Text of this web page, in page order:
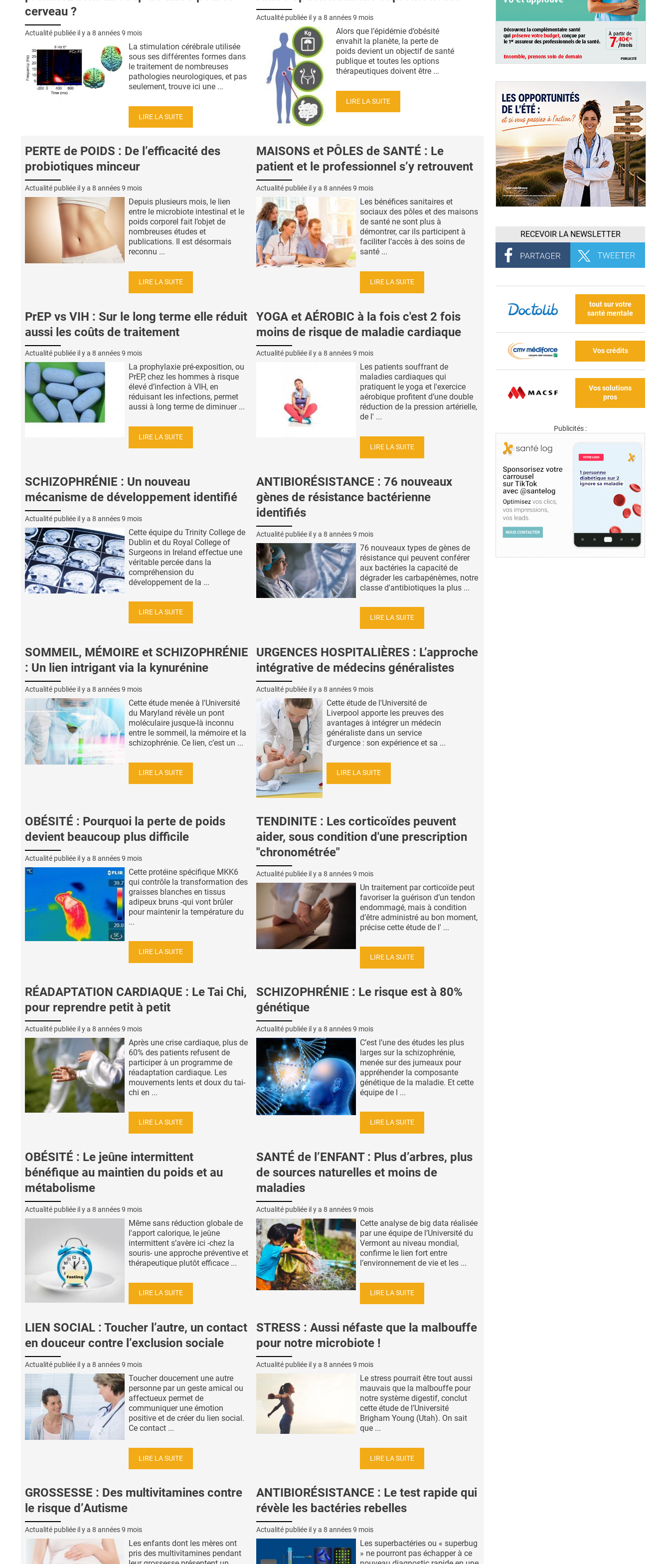
cerveau ?
Actualité publiée il y a 8 années 9 mois
La stimulation cérébrale utilisée
sous ses différentes formes dans
le traitement de nombreuses
pathologies neurologiques, et pas
seulement, trouve ici une ...
LIRE LA SUITE
Actualité publiée il y a 8 années 9 mois
Alors que l’épidémie d’obésité
envahit la planète, la perte de
poids devient un objectif de santé
publique et toutes les options
thérapeutiques doivent être ...
LIRE LA SUITE
PERTE de POIDS : De l’efficacité des
probiotiques minceur
Actualité publiée il y a 8 années 9 mois
Depuis plusieurs mois, le lien
entre le microbiote intestinal et le
poids corporel fait l’objet de
nombreuses études et
publications. Il est désormais
reconnu ...
LIRE LA SUITE
MAISONS et PÔLES de SANTÉ : Le
patient et le professionnel s’y retrouvent
Actualité publiée il y a 8 années 9 mois
Les bénéfices sanitaires et
sociaux des pôles et des maisons
de santé ne sont plus à
démontrer, car ils participent à
faciliter l’accès à des soins de
santé ...
LIRE LA SUITE
PrEP vs VIH : Sur le long terme elle réduit
aussi les coûts de traitement
Actualité publiée il y a 8 années 9 mois
La prophylaxie pré-exposition, ou
PrEP, chez les hommes à risque
élevé d’infection à VIH, en
réduisant les infections, permet
aussi à long terme de diminuer ...
LIRE LA SUITE
YOGA et AÉROBIC à la fois c'est 2 fois
moins de risque de maladie cardiaque
Actualité publiée il y a 8 années 9 mois
Les patients souffrant de
maladies cardiaques qui
pratiquent le yoga et l'exercice
aérobique profitent d’une double
réduction de la pression artérielle,
de l' ...
LIRE LA SUITE
SCHIZOPHRÉNIE : Un nouveau
mécanisme de développement identifié
Actualité publiée il y a 8 années 9 mois
Cette équipe du Trinity College de
Dublin et du Royal College of
Surgeons in Ireland effectue une
véritable percée dans la
compréhension du
développement de la ...
LIRE LA SUITE
ANTIBIORÉSISTANCE : 76 nouveaux
gènes de résistance bactérienne
identifiés
Actualité publiée il y a 8 années 9 mois
76 nouveaux types de gènes de
résistance qui peuvent conférer
aux bactéries la capacité de
dégrader les carbapénèmes, notre
classe d'antibiotiques la plus ...
LIRE LA SUITE
SOMMEIL, MÉMOIRE et SCHIZOPHRÉNIE
: Un lien intrigant via la kynurénine
Actualité publiée il y a 8 années 9 mois
Cette étude menée à l'Université
du Maryland révèle un pont
moléculaire jusque-là inconnu
entre le sommeil, la mémoire et la
schizophrénie. Ce lien, c’est un ...
LIRE LA SUITE
URGENCES HOSPITALIÈRES : L’approche
intégrative de médecins généralistes
Actualité publiée il y a 8 années 9 mois
Cette étude de l'Université de
Liverpool apporte les preuves des
avantages à intégrer un médecin
généraliste dans un service
d'urgence : son expérience et sa ...
LIRE LA SUITE
OBÉSITÉ : Pourquoi la perte de poids
devient beaucoup plus difficile
Actualité publiée il y a 8 années 9 mois
Cette protéine spécifique MKK6
qui contrôle la transformation des
graisses blanches en tissus
adipeux bruns -qui vont brûler
pour maintenir la température du
...
LIRE LA SUITE
TENDINITE : Les corticoïdes peuvent
aider, sous condition d'une prescription
"chronométrée"
Actualité publiée il y a 8 années 9 mois
Un traitement par corticoïde peut
favoriser la guérison d’un tendon
endommagé, mais à condition
d’être administré au bon moment,
précise cette étude de l' ...
LIRE LA SUITE
RÉADAPTATION CARDIAQUE : Le Tai Chi,
pour reprendre petit à petit
Actualité publiée il y a 8 années 9 mois
Après une crise cardiaque, plus de
60% des patients refusent de
participer à un programme de
réadaptation cardiaque. Les
mouvements lents et doux du tai-
chi en ...
LIRE LA SUITE
SCHIZOPHRÉNIE : Le risque est à 80%
génétique
Actualité publiée il y a 8 années 9 mois
C’est l’une des études les plus
larges sur la schizophrénie,
menée sur des jumeaux pour
appréhender la composante
génétique de la maladie. Et cette
équipe de l ...
LIRE LA SUITE
OBÉSITÉ : Le jeûne intermittent
bénéfique au maintien du poids et au
métabolisme
Actualité publiée il y a 8 années 9 mois
Même sans réduction globale de
l'apport calorique, le jeûne
intermittent s’avère ici -chez la
souris- une approche préventive et
thérapeutique plutôt efficace ...
LIRE LA SUITE
SANTÉ de l’ENFANT : Plus d’arbres, plus
de sources naturelles et moins de
maladies
Actualité publiée il y a 8 années 9 mois
Cette analyse de big data réalisée
par une équipe de l’Université du
Vermont au niveau mondial,
confirme le lien fort entre
l’environnement de vie et les ...
LIRE LA SUITE
LIEN SOCIAL : Toucher l’autre, un contact
en douceur contre l’exclusion sociale
Actualité publiée il y a 8 années 9 mois
Toucher doucement une autre
personne par un geste amical ou
affectueux permet de
communiquer une émotion
positive et de créer du lien social.
Ce contact ...
LIRE LA SUITE
STRESS : Aussi néfaste que la malbouffe
pour notre microbiote !
Actualité publiée il y a 8 années 9 mois
Le stress pourrait être tout aussi
mauvais que la malbouffe pour
notre système digestif, conclut
cette étude de l’Université
Brigham Young (Utah). On sait
que ...
LIRE LA SUITE
GROSSESSE : Des multivitamines contre
le risque d’Autisme
Actualité publiée il y a 8 années 9 mois
Les enfants dont les mères ont
pris des multivitamines pendant
ANTIBIORÉSISTANCE : Le test rapide qui
révèle les bactéries rebelles
Actualité publiée il y a 8 années 9 mois
Les superbactéries ou « superbug
» ne pourront pas échapper à ce
RECEVOIR LA NEWSLETTER
tout sur votre
santé mentale
Vos crédits
Vos solutions
pros
Publicités :